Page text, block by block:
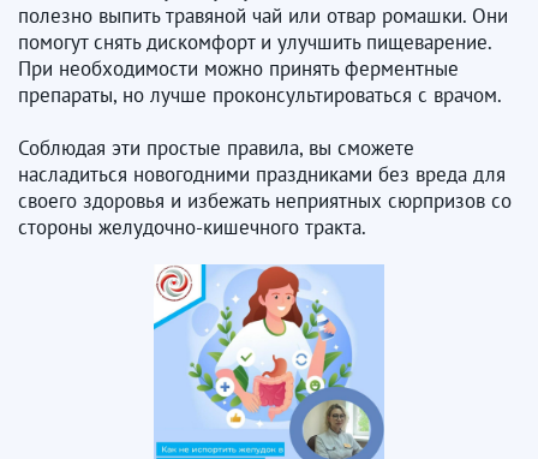
полезно выпить травяной чай или отвар ромашки. Они
помогут снять дискомфорт и улучшить пищеварение.
При необходимости можно принять ферментные
препараты, но лучше проконсультироваться с врачом.
Соблюдая эти простые правила, вы сможете
насладиться новогодними праздниками без вреда для
своего здоровья и избежать неприятных сюрпризов со
стороны желудочно-кишечного тракта.